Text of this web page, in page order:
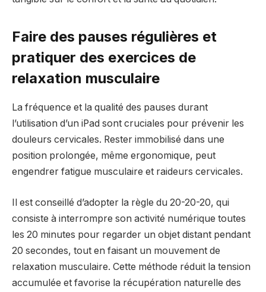
Faire des pauses régulières et
pratiquer des exercices de
relaxation musculaire
La fréquence et la qualité des pauses durant
l’utilisation d’un iPad sont cruciales pour prévenir les
douleurs cervicales. Rester immobilisé dans une
position prolongée, même ergonomique, peut
engendrer fatigue musculaire et raideurs cervicales.
Il est conseillé d’adopter la règle du 20-20-20, qui
consiste à interrompre son activité numérique toutes
les 20 minutes pour regarder un objet distant pendant
20 secondes, tout en faisant un mouvement de
relaxation musculaire. Cette méthode réduit la tension
accumulée et favorise la récupération naturelle des